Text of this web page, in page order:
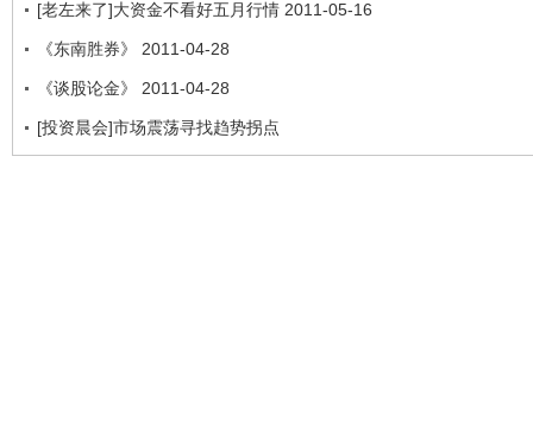
[老左来了]大资金不看好五月行情 2011-05-16
《东南胜券》 2011-04-28
《谈股论金》 2011-04-28
[投资晨会]市场震荡寻找趋势拐点